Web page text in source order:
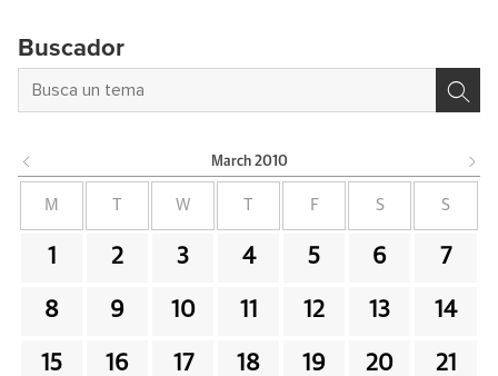
Buscador
March 2010
M W F S S
1 2 3 4 5 6 7
8 9 10 11 12 13 14
15 16 17 18 19 20 21